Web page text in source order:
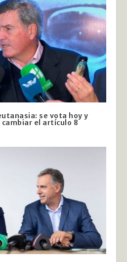
se vota hoy y
el artículo 8